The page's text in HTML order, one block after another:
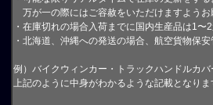
万が一の際にはご容赦をいただけますようお
・在庫切れの場合入荷までに国内生産品は1〜
・北海道、沖縄への発送の場合、航空貨物保
例）バイクウィンカー・トラックハンドルカバ
上記のように中身がわかるような記載となりま